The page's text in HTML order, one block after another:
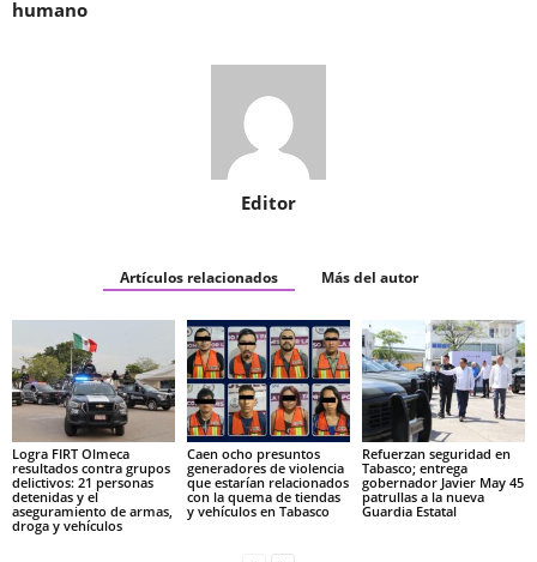
humano
Editor
Artículos relacionados Más del autor
Logra FIRT Olmeca
resultados contra grupos
delictivos: 21 personas
detenidas y el
aseguramiento de armas,
droga y vehículos
Caen ocho presuntos
generadores de violencia
que estarían relacionados
con la quema de tiendas
y vehículos en Tabasco
Refuerzan seguridad en
Tabasco; entrega
gobernador Javier May 45
patrullas a la nueva
Guardia Estatal